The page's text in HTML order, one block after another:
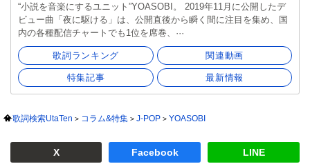
“小説を音楽にするユニット”YOASOBI。 2019年11月に公開したデ
ビュー曲「夜に駆ける」は、公開直後から瞬く間に注目を集め、国
内の各種配信チャートでも1位を席巻、···
歌詞ランキング 関連動画
特集記事 最新情報
歌詞検索UtaTen コラム&特集 J-POP YOASOBI
X Facebook LINE